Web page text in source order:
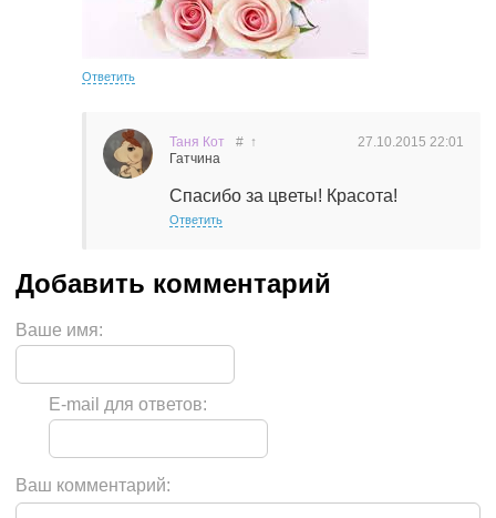
Ответить
Таня Кот
Гатчина
27.10.2015 22:01
# ↑
Спасибо за цветы! Красота!
Ответить
Ваше имя:
E-mail для ответов:
Ваш комментарий: